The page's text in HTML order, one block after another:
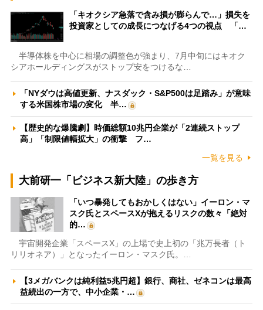
「キオクシア急落で含み損が膨らんで…」損失を
投資家としての成長につなげる4つの視点 「…
半導体株を中心に相場の調整色が強まり、7月中旬にはキオク
シアホールディングスがストップ安をつけるな…
「NYダウは高値更新、ナスダック・S&P500は足踏み」が意味
する米国株市場の変化 半…
【歴史的な爆騰劇】時価総額10兆円企業が「2連続ストップ
高」「制限値幅拡大」の衝撃 フ…
一覧を見る
大前研一「ビジネス新大陸」の歩き方
「いつ暴発してもおかしくはない」イーロン・マ
スク氏とスペースXが抱えるリスクの数々「絶対
的…
宇宙開発企業「スペースX」の上場で史上初の「兆万長者（ト
リリオネア）」となったイーロン・マスク氏。…
【3メガバンクは純利益5兆円超】銀行、商社、ゼネコンは最高
益続出の一方で、中小企業・…